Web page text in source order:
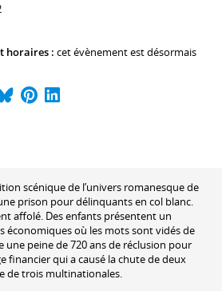
horaires : cet évènement est désormais
scénique de l’univers romanesque de
prison pour délinquants en col blanc.
affolé. Des enfants présentent un
économiques où les mots sont vidés de
une peine de 720 ans de réclusion pour
financier qui a causé la chute de deux
de trois multinationales.